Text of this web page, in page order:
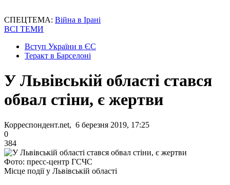
СПЕЦТЕМА: Війна в Ірані
ВСІ ТЕМИ
Вступ України в ЄС
Теракт в Барселоні
У Львівській області стався
обвал стіни, є жертви
Корреспондент.net, 6 березня 2019, 17:25
0
384
Фото: пресс-центр ГСЧС
Місце події у Львівській області